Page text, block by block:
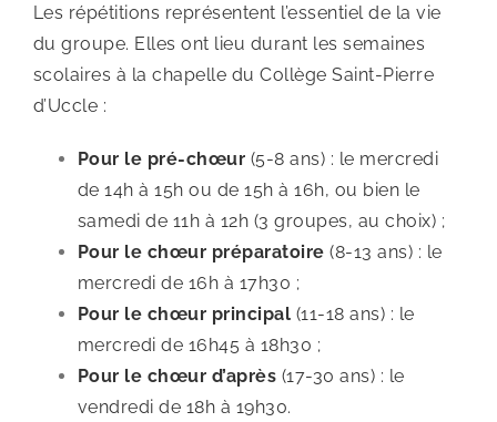
Les répétitions représentent l’essentiel de la vie
du groupe. Elles ont lieu durant les semaines
scolaires à la chapelle du Collège Saint-Pierre
d’Uccle :
Pour le pré-chœur (5-8 ans) : le mercredi
de 14h à 15h ou de 15h à 16h, ou bien le
samedi de 11h à 12h (3 groupes, au choix) ;
Pour le chœur préparatoire(8-13 ans) : le
mercredi de 16h à 17h30 ;
Pour le chœur principal (11-18 ans) : le
mercredi de 16h45 à 18h30 ;
Pour le chœur d’après (17-30 ans) : le
vendredi de 18h à 19h30.